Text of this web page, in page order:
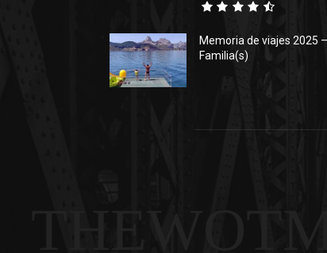
Memoria de viajes 2025 –
Familia(s)